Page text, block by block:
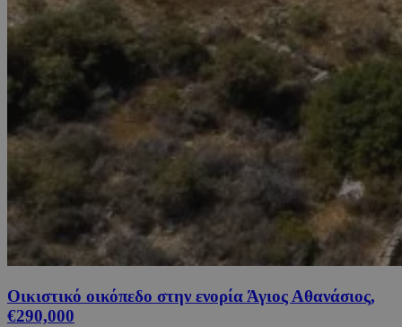
Οικιστικό οικόπεδο στην ενορία Άγιος Αθανάσιος,
€290,000